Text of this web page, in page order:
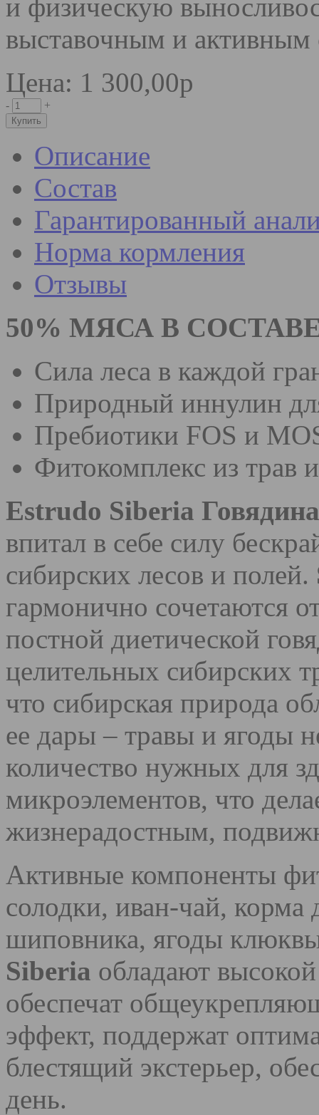
и физическую
выставочным и активным
Цена: 1 300,00р
- +
Описание
Состав
Гарантированный
Норма кормления
Отзывы
50% МЯСА В
Сила леса в каждой
Природный иннулин
Пребиотики FOS и
Фитокомплекс из трав
Estrudo Siberia
впитал в себе силу
сибирских лесов и полей.
гармонично сочетаются
постной диетической
целительных сибирских
что сибирская природа
ее дары – травы и ягоды
количество нужных для
микроэлементов, что
жизнерадостным,
Активные компоненты
солодки, иван-чай,
шиповника, ягоды
Siberia обладают
обеспечат
эффект, поддержат
блестящий экстерьер,
день.